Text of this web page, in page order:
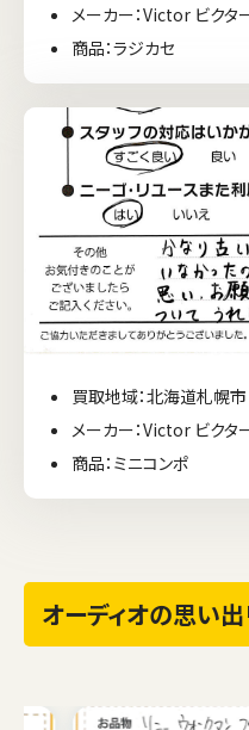
メーカー：Victor ビクタ
商品：ラジカセ
買取地域：北海道札幌市
メーカー：Victor ビクタ
商品：ミニコンポ
オーディオの思い